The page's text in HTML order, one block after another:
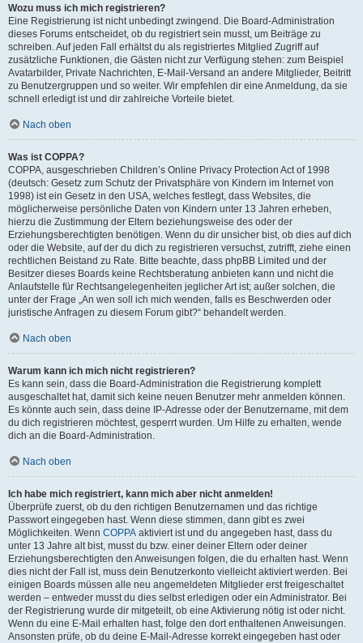
Wozu muss ich mich registrieren?
Eine Registrierung ist nicht unbedingt zwingend. Die Board-Administration
dieses Forums entscheidet, ob du registriert sein musst, um Beiträge zu
schreiben. Auf jeden Fall erhältst du als registriertes Mitglied Zugriff auf
zusätzliche Funktionen, die Gästen nicht zur Verfügung stehen: zum Beispiel
Avatarbilder, Private Nachrichten, E-Mail-Versand an andere Mitglieder, Beitritt
zu Benutzergruppen und so weiter. Wir empfehlen dir eine Anmeldung, da sie
schnell erledigt ist und dir zahlreiche Vorteile bietet.
Nach oben
Was ist COPPA?
COPPA, ausgeschrieben Children’s Online Privacy Protection Act of 1998
(deutsch: Gesetz zum Schutz der Privatsphäre von Kindern im Internet von
1998) ist ein Gesetz in den USA, welches festlegt, dass Websites, die
möglicherweise persönliche Daten von Kindern unter 13 Jahren erheben,
hierzu die Zustimmung der Eltern beziehungsweise des oder der
Erziehungsberechtigten benötigen. Wenn du dir unsicher bist, ob dies auf dich
oder die Website, auf der du dich zu registrieren versuchst, zutrifft, ziehe einen
rechtlichen Beistand zu Rate. Bitte beachte, dass phpBB Limited und der
Besitzer dieses Boards keine Rechtsberatung anbieten kann und nicht die
Anlaufstelle für Rechtsangelegenheiten jeglicher Art ist; außer solchen, die
unter der Frage „An wen soll ich mich wenden, falls es Beschwerden oder
juristische Anfragen zu diesem Forum gibt?“ behandelt werden.
Nach oben
Warum kann ich mich nicht registrieren?
Es kann sein, dass die Board-Administration die Registrierung komplett
ausgeschaltet hat, damit sich keine neuen Benutzer mehr anmelden können.
Es könnte auch sein, dass deine IP-Adresse oder der Benutzername, mit dem
du dich registrieren möchtest, gesperrt wurden. Um Hilfe zu erhalten, wende
dich an die Board-Administration.
Nach oben
Ich habe mich registriert, kann mich aber nicht anmelden!
Überprüfe zuerst, ob du den richtigen Benutzernamen und das richtige
Passwort eingegeben hast. Wenn diese stimmen, dann gibt es zwei
Möglichkeiten. Wenn COPPA aktiviert ist und du angegeben hast, dass du
unter 13 Jahre alt bist, musst du bzw. einer deiner Eltern oder deiner
Erziehungsberechtigten den Anweisungen folgen, die du erhalten hast. Wenn
dies nicht der Fall ist, muss dein Benutzerkonto vielleicht aktiviert werden. Bei
einigen Boards müssen alle neu angemeldeten Mitglieder erst freigeschaltet
werden – entweder musst du dies selbst erledigen oder ein Administrator. Bei
der Registrierung wurde dir mitgeteilt, ob eine Aktivierung nötig ist oder nicht.
Wenn du eine E-Mail erhalten hast, folge den dort enthaltenen Anweisungen.
Ansonsten prüfe, ob du deine E-Mail-Adresse korrekt eingegeben hast oder